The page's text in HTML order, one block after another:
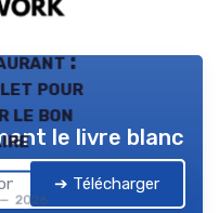
:
pour
le bon
— 2026
le livre blanc
➔ Télécharger